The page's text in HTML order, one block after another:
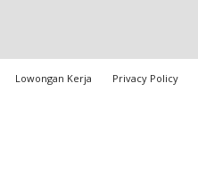
Lowongan Kerja Privacy Policy